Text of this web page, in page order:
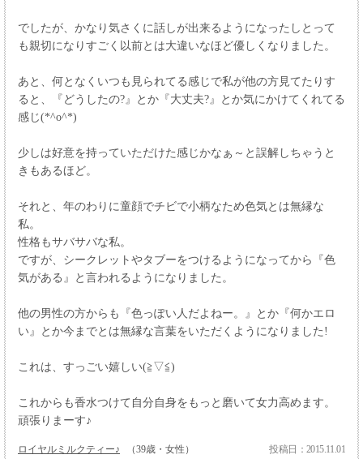
でしたが、かなり気さくに話しが出来るようになったしとって
も親切になりすごく以前とは大違いなほど優しくなりました。
あと、何となくいつも見られてる感じで私が他の方見てたりす
ると、『どうしたの?』とか『大丈夫?』とか気にかけてくれてる
感じ(*^o^*)
少しは好意を持っていただけた感じかなぁ～と誤解しちゃうと
きもあるほど。
それと、年のわりに童顔でチビで小柄なため色気とは無縁な
私。
性格もサバサバな私。
ですが、シークレットやタブーをつけるようになってから『色
気がある』と言われるようになりました。
他の男性の方からも『色っぽい人だよねー。』とか『何かエロ
い』とか今までとは無縁な言葉をいただくようになりました!
これは、すっごい嬉しい(≧▽≦)
これからも香水つけて自分自身をもっと磨いて女力高めます。
頑張りまーす♪
ロイヤルミルクティー♪ （39歳・女性） 投稿日：2015.11.01